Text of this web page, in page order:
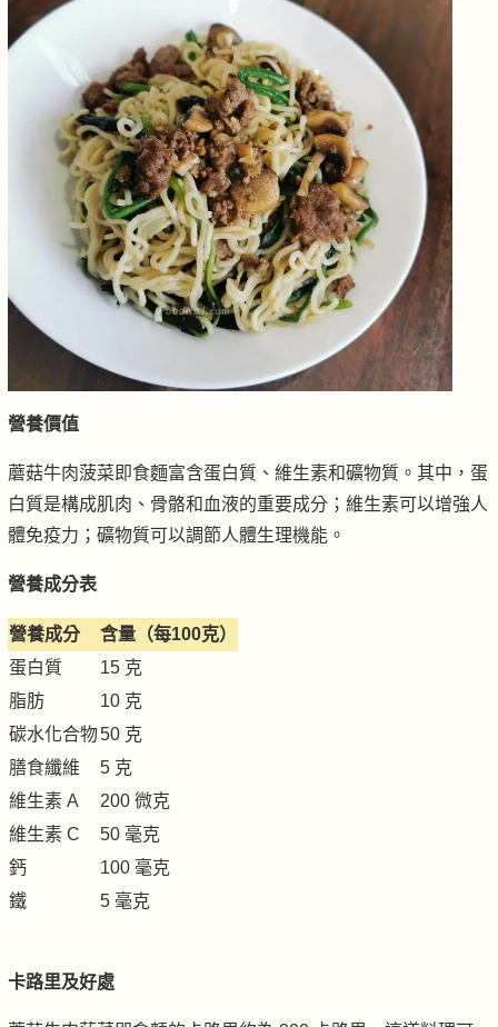
營養價值
蘑菇牛肉菠菜即食麵富含蛋白質、維生素和礦物質。其中，蛋
白質是構成肌肉、骨骼和血液的重要成分；維生素可以增強人
體免疫力；礦物質可以調節人體生理機能。
營養成分表
營養成分
含量（每100克）
蛋白質
15 克
脂肪
10 克
碳水化合物50 克
膳食纖維
5 克
維生素 A
200 微克
維生素 C
50 毫克
鈣
100 毫克
鐵
5 毫克
卡路里及好處